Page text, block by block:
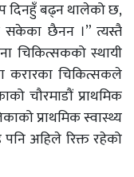
दिनहुँ बढ्न थालेको छ,
सकेका छैनन ।” त्यस्तै
चिकित्सकको स्थायी
करारका चिकित्सकले
चौरमाडौं प्राथमिक
प्राथमिक स्वास्थ्य
अहिले रिक्त रहेको